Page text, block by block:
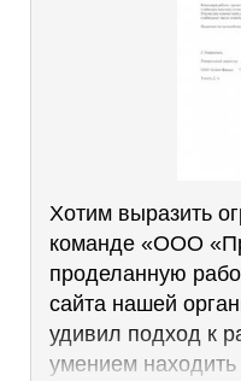
Хотим выразить
команде «ООО
проделанную
сайта нашей
удивил подход к
умением